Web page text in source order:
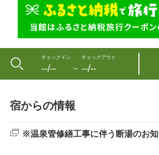
チェックイン
--/-- 〜
チェックアウト
--/--
宿からの情報
※温泉管修繕工事に伴う断湯のお